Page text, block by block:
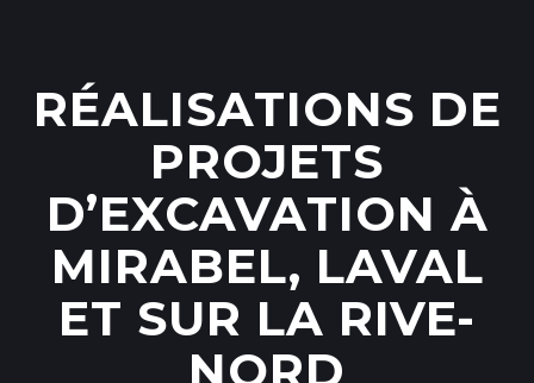
RÉALISATIONS DE
PROJETS
D’EXCAVATION À
MIRABEL, LAVAL
ET SUR LA RIVE-
NORD